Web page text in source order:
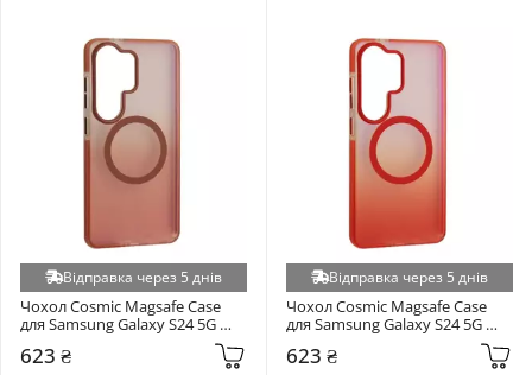
Відправка через 5 днів
Чохол Cosmic Magsafe Case
для Samsung Galaxy S24 5G
623 ₴
Відправка через 5 днів
Чохол Cosmic Magsafe Case
для Samsung Galaxy S24 5G
623 ₴